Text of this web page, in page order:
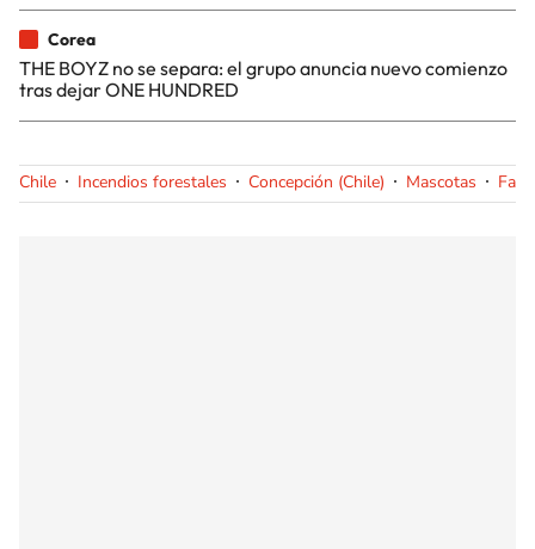
Corea
THE BOYZ no se separa: el grupo anuncia nuevo comienzo
tras dejar ONE HUNDRED
Chile Incendios forestales Concepción (Chile) Mascotas